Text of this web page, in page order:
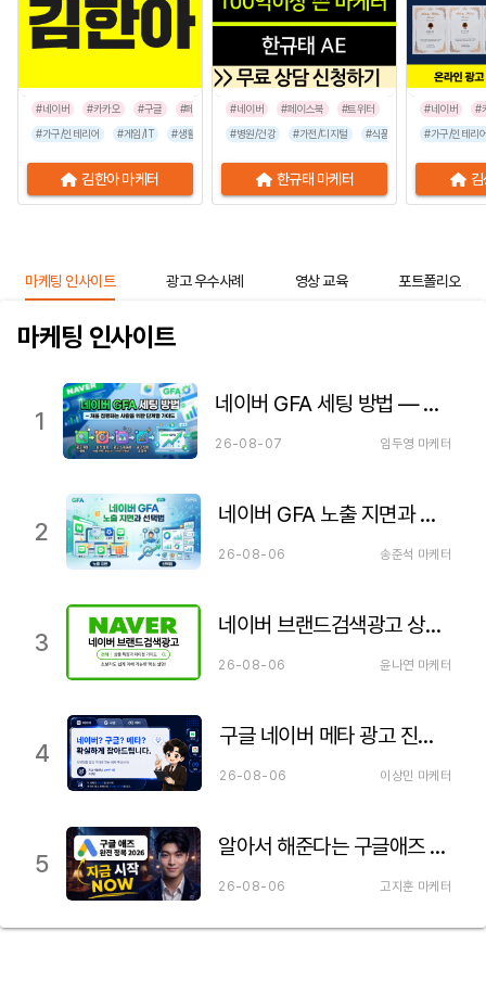
#네이버 #카카오 #구글 #페이스북 #인스타그램
#틱톡
#가구/인테리어
#게임/IT #생활/리빙 #공공기관 #교육/취업 #금융/보험 #이벤트/행사
김한아 마케터
#네이버 #페이스북
#트위터
#병원/건강
#가전/디지털 #식품/음료 #프랜차이즈
한규태 마케터
#네이버
#
#가구/인테리
마케팅 인사이트 광고 우수사례 영상 교육 포트폴리오
마케팅 인사이트
1
네이버 GFA 세팅 방법 — 처음 집행하는 사람을 위한 단계별 가이드
26-08-07 임두영 마케터
2
네이버 GFA 노출 지면과 선택법
26-08-06 송준석 마케터
3
네이버 브랜드검색광고 상품 특징 설명&검색광고와 차이점
26-08-06 윤나연 마케터
4
구글 네이버 메타 광고 진행하기 전 꼭 알아야 될 내용
26-08-06 이상민 마케터
5
알아서 해준다는 구글애즈 세팅의 거짓말. 구글 광고 세팅 제대로 하셔야 합니다!
26-08-06 고지훈 마케터